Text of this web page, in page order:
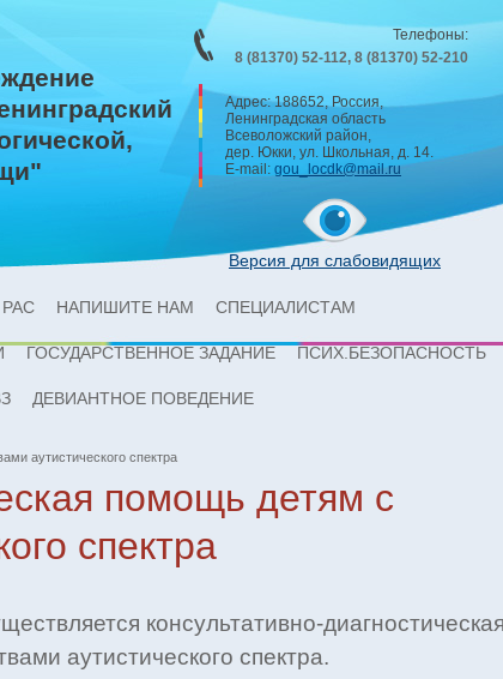
Версия для слабовидящих
Телефоны:
8 (81370) 52-112, 8 (81370) 52-210
Адрес: 188652, Россия,
Ленинградская область
Всеволожский район,
дер. Юкки, ул. Школьная, д. 14.
E-mail: gou_locdk@mail.ru
НАПИШИТЕ НАМ СПЕЦИАЛИСТАМ
ГОСУДАРСТВЕННОЕ ЗАДАНИЕ ПСИХ.БЕЗОПАСНОСТЬ
ДЕВИАНТНОЕ ПОВЕДЕНИЕ
аутистического спектра
помощь детям с
спектра
консультативно-
аутистического спектра.